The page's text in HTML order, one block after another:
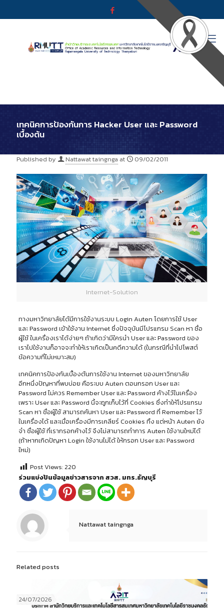
เทคนิคการป้องกันการ Hacker User และ Password
เบื้องต้น
Published by Nattawat taingnga at 09/02/2011
Internet-Solution
ทางมหาวิทยาลัยได้มีการใช้งานระบบ Login Auten โดยการใช้ User
และ Password เข้าใช้งาน Internet ซึ่งปัจจุบันมีโปรแกรม Scan หา ชื่อ
ผู้ใช้ ในเครื่องเราได้ง่ายๆ ถ้าเกิดว่ามีใครนำ User และ Password ของ
เราไปใช้งานก็อาจจะทำให้เราเกิดเป็นคดีความได้ (ในกรณีที่นำไปโพสต์
ข้อความที่ไม่เหมาะสม)
เทคนิคการป้องกันเบื้องต้นการใช้งาน Internet ของมหาวิทยาลัย
อีกหนึ่งปัญหาที่พบบ่อย คือระบบ Auten ตอนกรอก User และ
Password ไม่ควร Remember User และ Password ค้างไว้ในเครื่อง
เพราะ User และ Password นี้จะถูกเก็บไว้ที่ Cookies ซึ่งทำให้โปรแกรม
Scan หา ชื่อผู้ใช้ สามารถค้นหา User และ Password ที่ Remember ไว้
ในเครื่องได้ และเมื่อเครื่องมีการเคลียร์ Cookies ทิ้ง แต่หน้า Auten ยัง
จำ ชื่อผู้ใช้ ที่เรากรอกค้างไว้ จึงไม่สามารถทำการ Auten ใช้งานใหม่ได้
(ถ้าหากเกิดปัญหา Login ใช้งานไม่ได้ ให้กรอก User และ Password
ใหม่)
Post Views:220
ร่วมแบ่งปันข้อมูลข่าวสารจาก สวส. มทร.ธัญบุรี
Nattawat taingnga
Related posts
24/07/2026